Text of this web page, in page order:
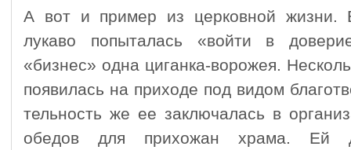
А вот и пример из церковной жизни.
лукаво попыталась «войти в
«бизнес» одна циганка-ворожея.
появилась на приходе под видом
тельность же ее заключалась в
обедов для прихожан храма. Ей